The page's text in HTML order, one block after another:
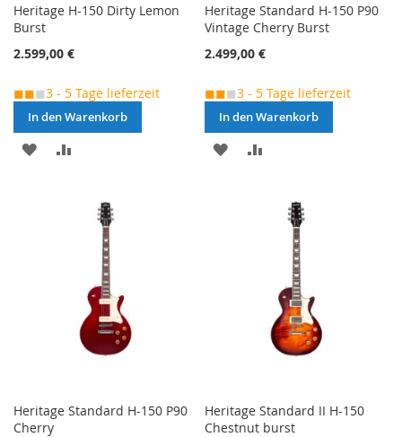
Heritage H-150 Dirty Lemon
Burst
2.599,00 €
◼◼◼3 - 5 Tage lieferzeit
In den Warenkorb
MERKEN
HINZUFÜGEN
Heritage Standard H-150 P90
Vintage Cherry Burst
2.499,00 €
◼◼◼3 - 5 Tage lieferzeit
In den Warenkorb
MERKEN
HINZUFÜGEN
Heritage Standard H-150 P90
Cherry
Heritage Standard II H-150
Chestnut burst